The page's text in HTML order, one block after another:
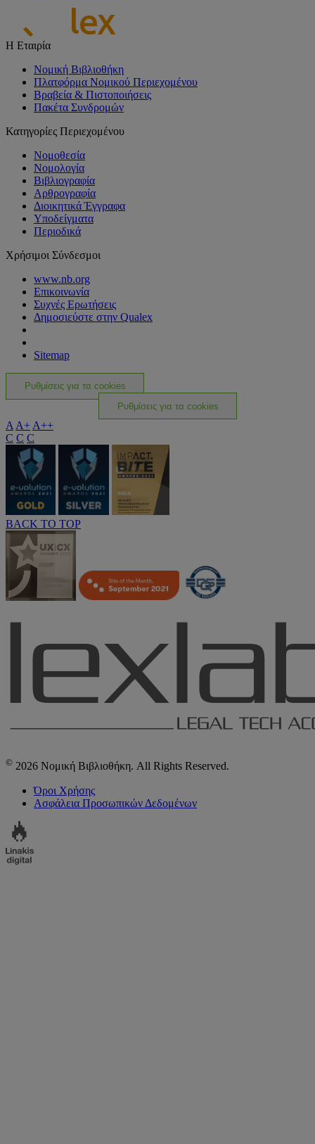
Η Εταιρία
Νομική Βιβλιοθήκη
Πλατφόρμα Νομικού Περιεχομένου
Βραβεία & Πιστοποιήσεις
Πακέτα Συνδρομών
Κατηγορίες Περιεχομένου
Νομοθεσία
Νομολογία
Βιβλιογραφία
Αρθρογραφία
Διοικητικά Έγγραφα
Υποδείγματα
Περιοδικά
Χρήσιμοι Σύνδεσμοι
www.nb.org
Επικοινωνία
Συχνές Ερωτήσεις
Δημοσιεύστε στην Qualex
Sitemap
Ρυθμίσεις για τα cookies
Ρυθμίσεις για τα cookies
A A+ A++
C C C
BACK TO TOP
© 2026 Νομική Βιβλιοθήκη. All Rights Reserved.
Όροι Χρήσης
Ασφάλεια Προσωπικών Δεδομένων